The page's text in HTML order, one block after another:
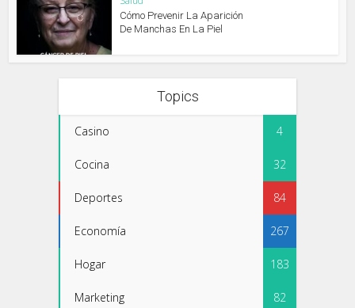
Cómo Prevenir La Aparición
De Manchas En La Piel
Topics
Casino 4
Cocina 32
Deportes 84
Economía 267
Hogar 183
Marketing 82